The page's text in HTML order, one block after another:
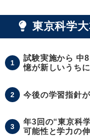
東京科学
1
試験実施から 中
憶が新しいうち
2 今後の学習指針
3
年3回の“東京科
可能性と学力の